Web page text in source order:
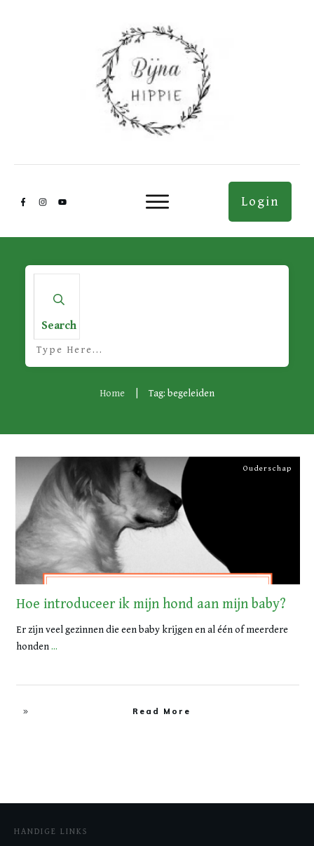
Login
Search
Home Tag: begeleiden
Ouderschap
Hoe introduceer ik mijn hond aan mijn baby?
Er zijn veel gezinnen die een baby krijgen en al één of meerdere
honden...
Read More
HANDIGE LINKS